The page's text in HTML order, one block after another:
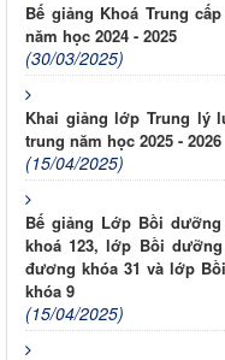
Bế giảng Khoá Trung
năm học 2024 - 2025
(30/03/2025)
Khai giảng lớp Trung lý
trung năm học 2025 - 2026
(15/04/2025)
Bế giảng Lớp Bồi
khoá 123, lớp Bồi
đương khóa 31 và lớp
khóa 9
(15/04/2025)